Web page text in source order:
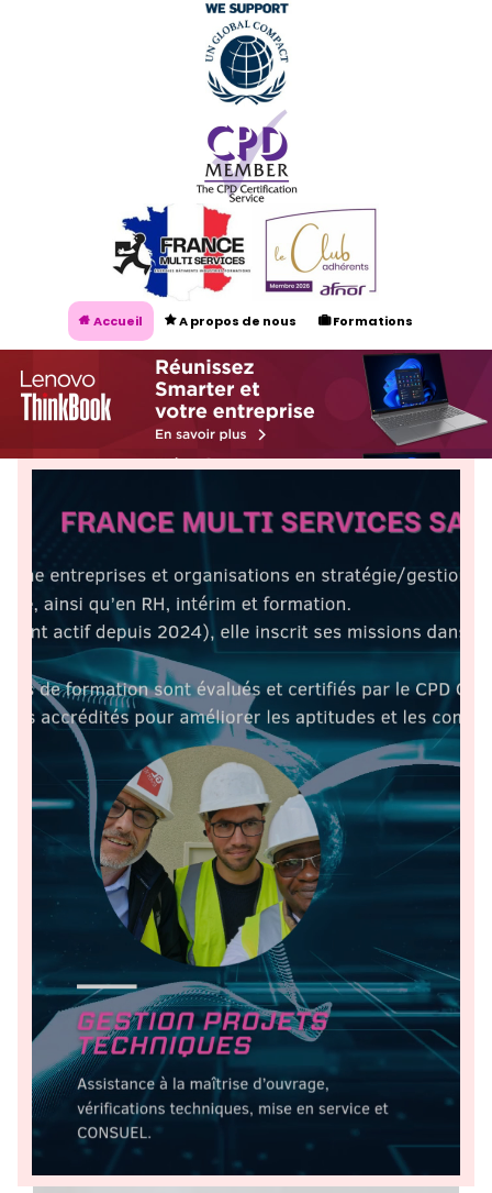
 Accueil A propos de nous Formations
Audit énergétique NF EN 16247 Certification ISO 50001
Nos Experts Contacts Prendre rendez-vous